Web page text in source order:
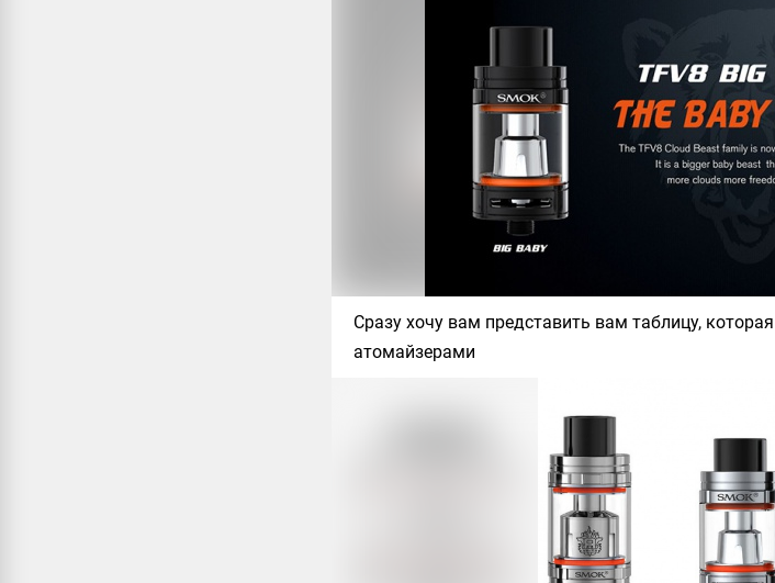
Сразу хочу вам представить вам таблицу,
атомайзерами